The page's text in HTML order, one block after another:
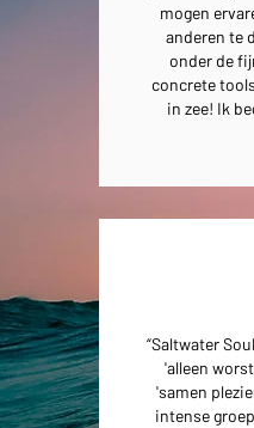
mogen
anderen te
onder de
concrete
in zee! Ik
“Saltwater
'alleen
'samen
intense